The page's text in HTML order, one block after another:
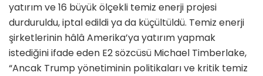
yatırım ve 16 büyük ölçekli temiz enerji projesi
durduruldu, iptal edildi ya da küçültüldü. Temiz enerji
şirketlerinin hâlâ Amerika’ya yatırım yapmak
istediğini ifade eden E2 sözcüsü Michael Timberlake,
“Ancak Trump yönetiminin politikaları ve kritik temiz